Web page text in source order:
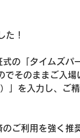
た！
の「タイムズパ
そのままご入場
」を入力し、ご
のご利用を強く推